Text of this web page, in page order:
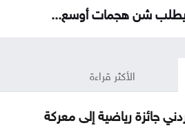
يطلب شن هجمات أوسع...
الأكثر قراءة
جائزة رياضية إلى معركة